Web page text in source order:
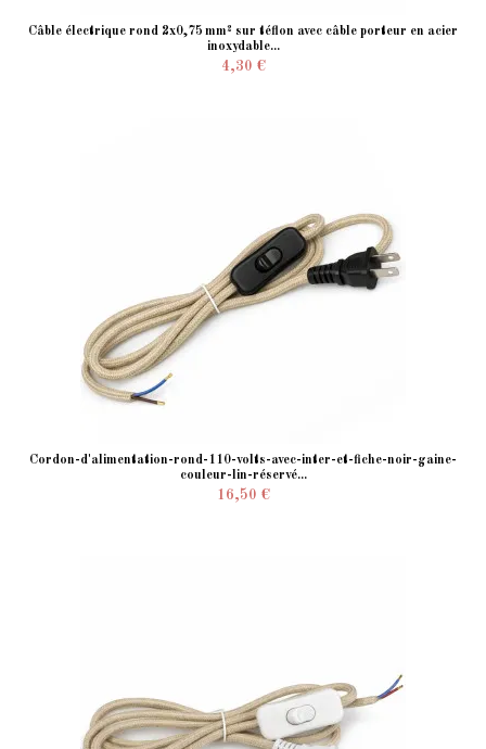
Câble électrique rond 2x0,75 mm² sur téflon avec câble porteur en acier
inoxydable...
4,30 €
Cordon-d'alimentation-rond-110-volts-avec-inter-et-fiche-noir-gaine-
couleur-lin-réservé...
16,50 €